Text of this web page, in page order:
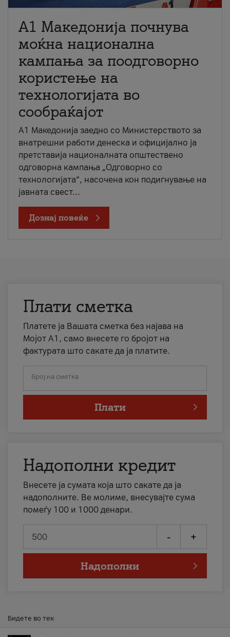
A1 Македонија почнува
моќна национална
кампања за поодговорно
користење на
технологијата во
сообраќајот
A1 Македонија заедно со Министерството за
внатрешни работи денеска и официјално ја
претставија националната општествено
одговорна кампања „Одговорно со
технологијата“, насочена кон подигнување на
јавната свест...
Дознај повеќе
Плати сметка
Платете ја Вашата сметка без најава на
Мојот А1, само внесете го бројот на
фактурата што сакате да ја платите.
Број на сметка
Плати
Надополни кредит
Внесете ја сумата која што сакате да ја
надополните. Ве молиме, внесувајте сума
помеѓу 100 и 1000 денари.
- +
Надополни
Бидете во тек